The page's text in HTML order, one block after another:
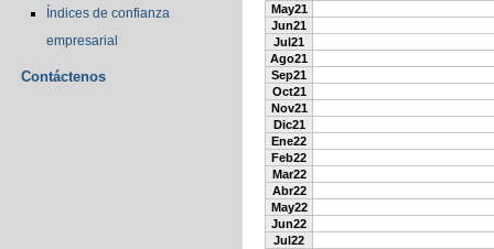
Índices de confianza
empresarial
Contáctenos
May21
Jun21
Jul21
Ago21
Sep21
Oct21
Nov21
Dic21
Ene22
Feb22
Mar22
Abr22
May22
Jun22
Jul22